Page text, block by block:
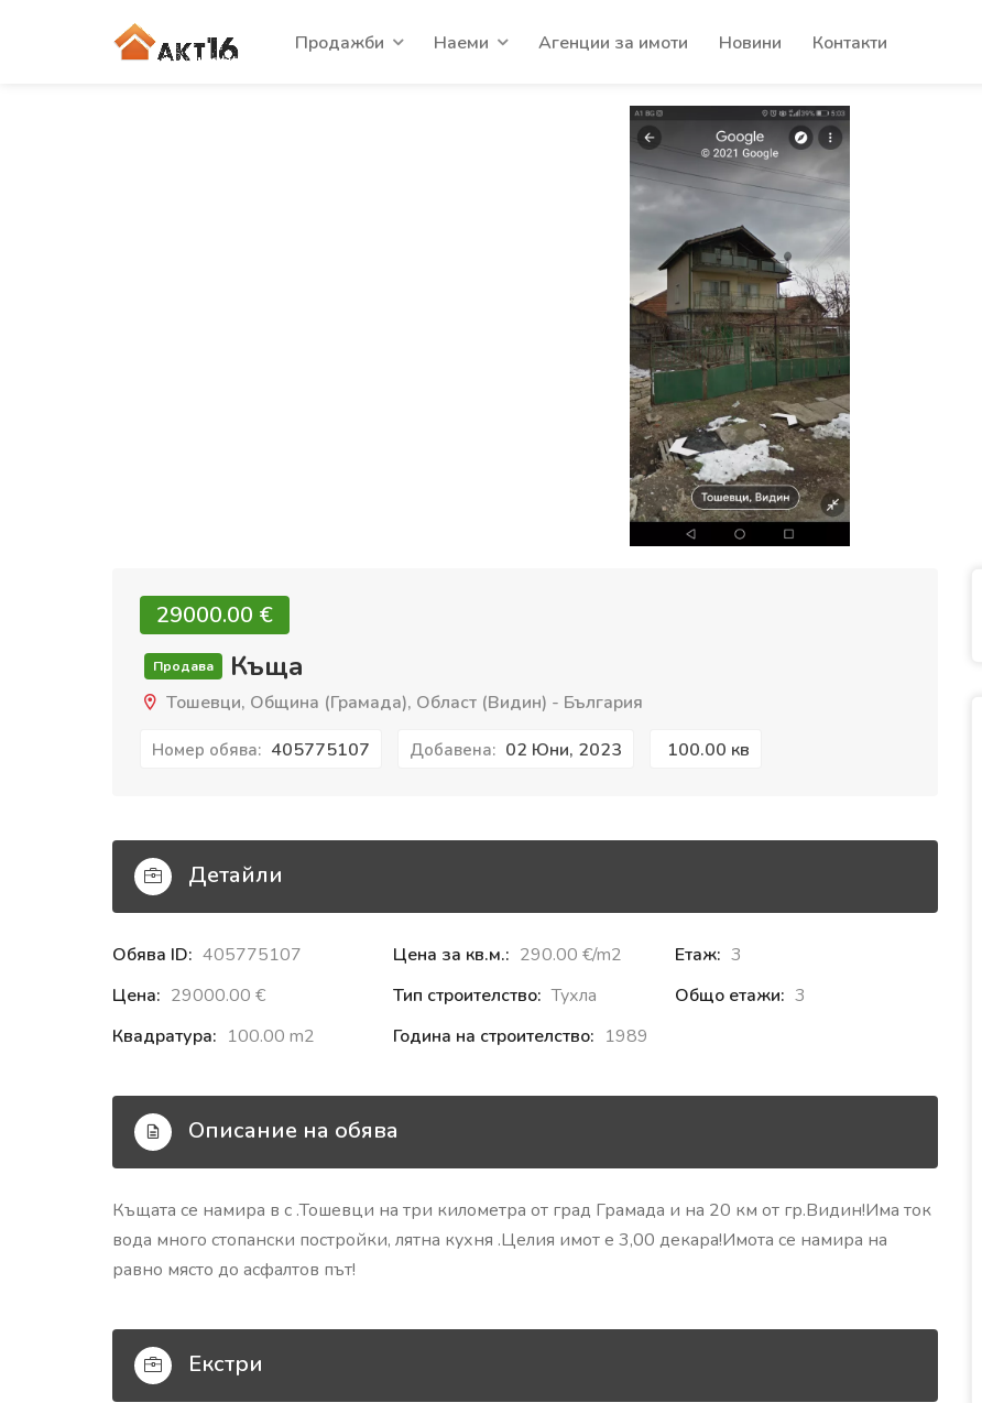
Продажби Наеми Агенции за имоти Новини Контакти
29000.00 €‎
Продава Къща
Тошевци, Община (Грамада), Област (Видин) - България
Номер обява: 405775107 Добавена: 02 Юни, 2023 100.00 кв
Детайли
Обява ID: 405775107
Цена: 29000.00 €‎
Квадратура: 100.00 m2
Цена за кв.м.: 290.00 €‎/m2
Тип строителство: Тухла
Година на строителство: 1989
Етаж: 3
Общо етажи: 3
Описание на обява
Къщата се намира в с .Тошевци на три километра от град Грамада и на 20 км от гр.Видин!Има ток
вода много стопански постройки, лятна кухня .Целия имот е 3,00 декара!Имота се намира на
равно място до асфалтов път!
Екстри